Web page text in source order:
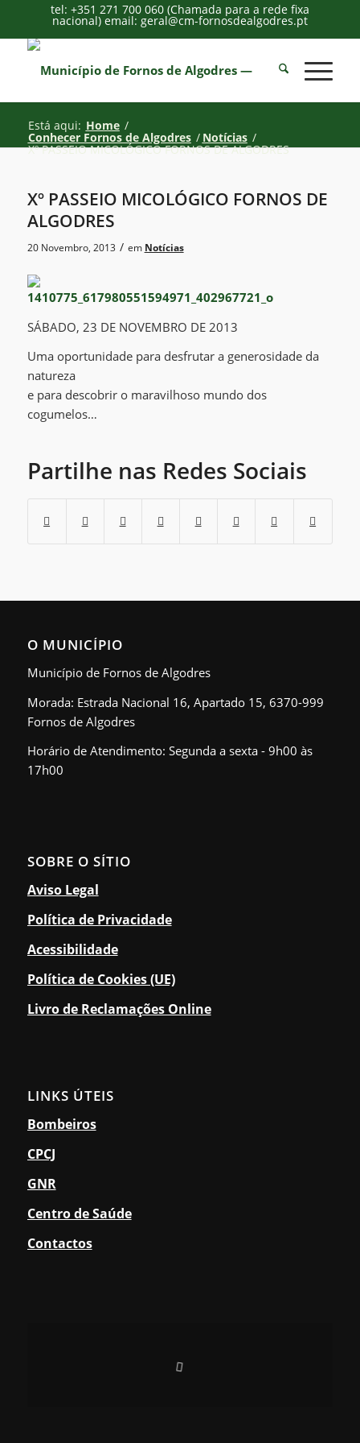
tel: +351 271 700 060 (Chamada para a rede fixa
nacional) email: geral@cm-fornosdealgodres.pt
Está aqui: Home /
Conhecer Fornos de Algodres / Notícias /
Xº PASSEIO MICOLÓGICO FORNOS DE ALGODRES
Xº PASSEIO MICOLÓGICO FORNOS DE
ALGODRES
20 Novembro, 2013 / em Notícias
SÁBADO, 23 DE NOVEMBRO DE 2013
Uma oportunidade para desfrutar a generosidade da
natureza
e para descobrir o maravilhoso mundo dos
cogumelos…
Partilhe nas Redes Sociais
O MUNICÍPIO
Município de Fornos de Algodres
Morada: Estrada Nacional 16, Apartado 15, 6370-999
Fornos de Algodres
Horário de Atendimento: Segunda a sexta - 9h00 às
17h00
SOBRE O SÍTIO
Aviso Legal
Política de Privacidade
Acessibilidade
Política de Cookies (UE)
Livro de Reclamações Online
LINKS ÚTEIS
Bombeiros
CPCJ
GNR
Centro de Saúde
Contactos